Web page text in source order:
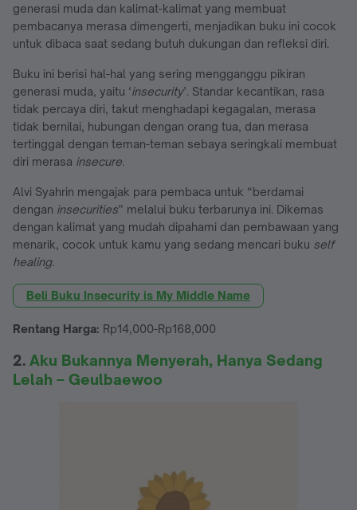
generasi muda dan kalimat-kalimat yang membuat
pembacanya merasa dimengerti, menjadikan buku ini cocok
untuk dibaca saat sedang butuh dukungan dan refleksi diri.
Buku ini berisi hal-hal yang sering mengganggu pikiran
generasi muda, yaitu ‘insecurity’. Standar kecantikan, rasa
tidak percaya diri, takut menghadapi kegagalan, merasa
tidak bernilai, hubungan dengan orang tua, dan merasa
tertinggal dengan teman-teman sebaya seringkali membuat
diri merasa insecure.
Alvi Syahrin mengajak para pembaca untuk “berdamai
dengan insecurities” melalui buku terbarunya ini. Dikemas
dengan kalimat yang mudah dipahami dan pembawaan yang
menarik, cocok untuk kamu yang sedang mencari buku self
healing.
Beli Buku Insecurity is My Middle Name
Rentang Harga: Rp14,000-Rp168,000
2. Aku Bukannya Menyerah, Hanya Sedang
Lelah – Geulbaewoo